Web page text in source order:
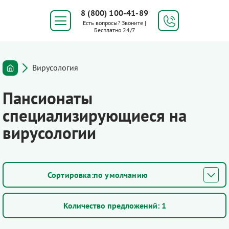
8 (800) 100-41-89
Есть вопросы? Звоните |
Бесплатно 24/7
Вирусология
Пансионаты
специализирующиеся на
вирусологии
по умолчанию
Количество предложений: 1